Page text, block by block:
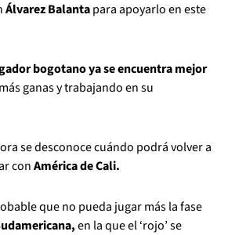
Álvarez Balantapara apoyarlo en este
bogotano ya se encuentra mejor
ganas y trabajando en su
se desconoce cuándo podrá volver a
conAmérica de Cali.
que no pueda jugar más la fase
en la que el ‘rojo’ se